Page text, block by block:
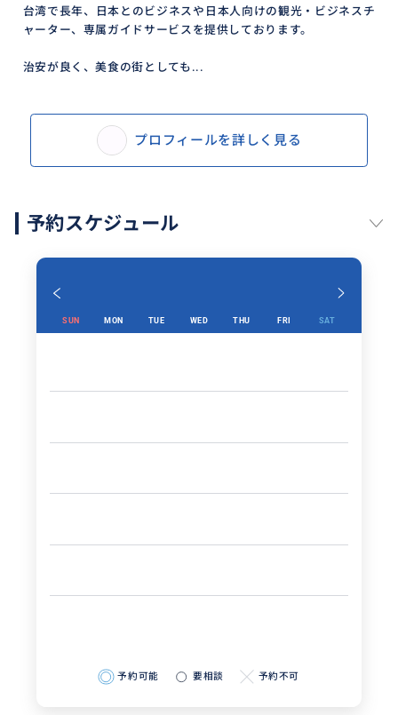
様のペースで巡れます。安心・安全な観光のご案内はも
ちろん、天候やご体調などに合わせて行程や乗車・ピ
行程などは申込前後でお問い合わせやコメント欄でい
モデルコース例
9:00ピックアップ
10:15台北市内101車窓
13:45昼食先ピックアップ
ます)
台湾で長年、日本とのビジネスや日本人向けの観光・ビジネスチ
ャーター、専属ガイドサービスを提供しております。
治安が良く、美食の街としても...
プロフィールを詳しく見る
予約スケジュール
SUN MON TUE WED THU FRI SAT
予約可能 要相談 予約不可